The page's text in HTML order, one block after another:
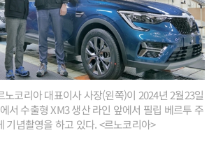
노코리아 대표이사 사장(왼쪽)이 2024년 2월23일
서 수출형 XM3 생산 라인 앞에서 필립 베르투 주
기념촬영을 하고 있다. <르노코리아>